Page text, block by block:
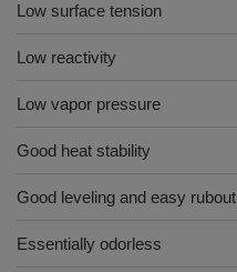
Low surface tension
Low reactivity
Low vapor pressure
Good heat stability
Good leveling and easy rubout
Essentially odorless